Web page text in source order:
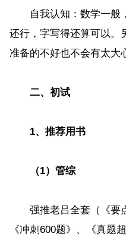
自我认知：数学一般
还行，字写得还算可以。
准备的不好也不会有太大
二、初试
1、推荐用书
（1）管综
强推老吕全套（《要点
《冲刺600题》、《真题